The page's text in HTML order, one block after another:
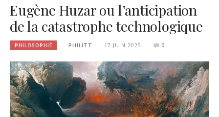
Eugène Huzar ou l’anticipation
de la catastrophe technologique
PHILOSOPHIE PHILITT 17 JUIN 2025 0